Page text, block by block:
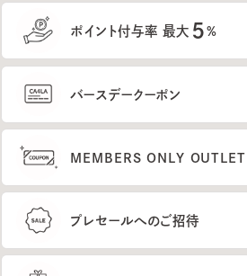
ポイント付与率 最大 %
バースデークーポン
MEMBERS ONLY OUTLETのご
プレセールへのご招待
ギフトラッピング無料